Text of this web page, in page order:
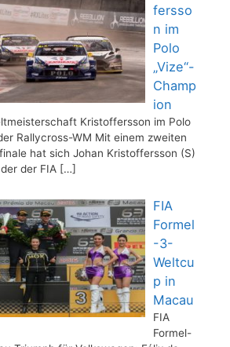
fersso
n im
Polo
„Vize“-
Champ
ion
Kristoffersson im Polo
Rallycross-WM Mit einem zweiten
hat sich Johan Kristoffersson (S)
der FIA […]
FIA
Formel
-3-
Weltcu
p in
Macau
FIA
Formel-